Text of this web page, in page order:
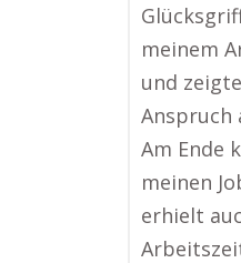
meinem
und
Anspruch
Am Ende
meinen
erhielt